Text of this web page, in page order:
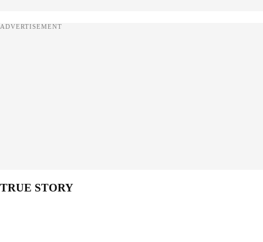
ADVERTISEMENT
TRUE STORY